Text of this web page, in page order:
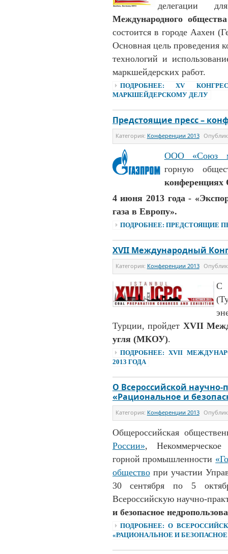
делегации
Международного
состоится в городе Аахен
Основная цель проведения
технологий и
маркшейдерских работ.
ПОДРОБНЕЕ: XV
МАРКШЕЙДЕРСКОМУ ДЕЛУ
Предстоящие пресс –
Категория: Конференции 2013
ООО «Союз
горную
4 июня 2013 года -
газа в Европу».
ПОДРОБНЕЕ: ПРЕДСТОЯЩИЕ
XVII Международный
Категория: Конференции 2013
С
Турции, пройдет XVII
угля (МКОУ).
ПОДРОБНЕЕ: XVII
2013 ГОДА
О Всероссийской
«Рациональное и
Категория: Конференции 2013
Общероссийская
России», Некоммерческое
горной промышленности
обществопри участии
30 сентября по 5
Всероссийскую научно-
и безопасное
ПОДРОБНЕЕ: О
«РАЦИОНАЛЬНОЕ И